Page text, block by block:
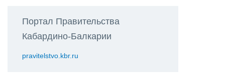
Портал Правительства
Кабардино-Балкарии
pravitelstvo.kbr.ru